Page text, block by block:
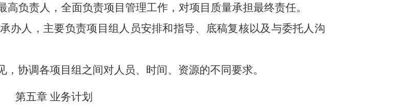
负责人，全面负责项目管理工作，对项目质量承担最终责任。
办人，主要负责项目组人员安排和指导、底稿复核以及与委托人沟
协调各项目组之间对人员、时间、资源的不同要求。
第五章 业务计划